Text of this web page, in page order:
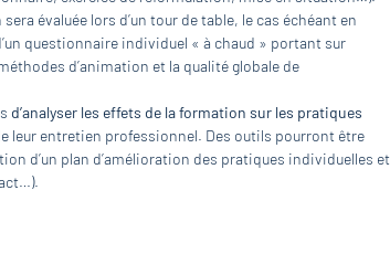
évaluée lors d’un tour de table, le cas échéant en
questionnaire individuel « à chaud » portant sur
d’animation et la qualité globale de
d’analyser les effets de la formation sur les pratiques
leur entretien professionnel. Des outils pourront être
d’un plan d’amélioration des pratiques individuelles et